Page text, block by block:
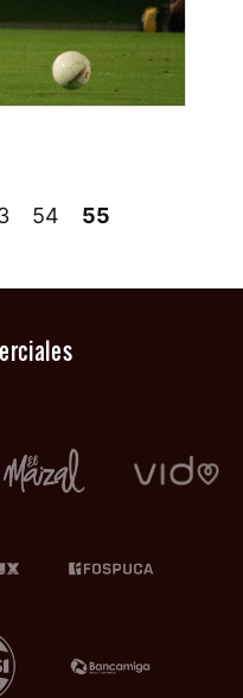
54 55